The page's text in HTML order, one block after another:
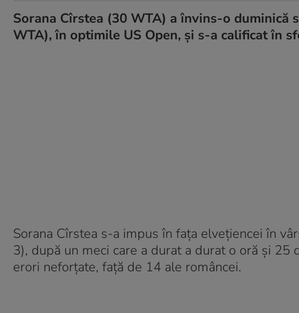
Sorana Cîrstea (30 WTA) a învins-o duminică
WTA), în optimile US Open, și s-a calificat în
Sorana Cîrstea s-a impus în fața elvețiencei în
3), după un meci care a durat a durat o oră și
erori neforțate, față de 14 ale româncei.